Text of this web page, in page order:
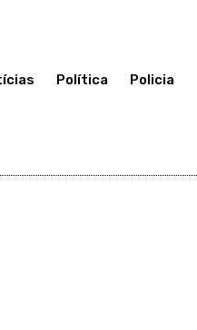
Política Policia